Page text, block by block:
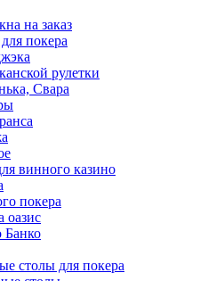
на заказ
покера
рулетки
Свара
винного казино
покера
оазис
Банко
столы для покера